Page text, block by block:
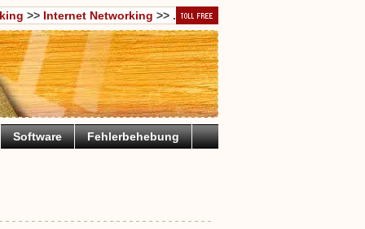
>> Internet Networking >> .
Software Fehlerbehebung